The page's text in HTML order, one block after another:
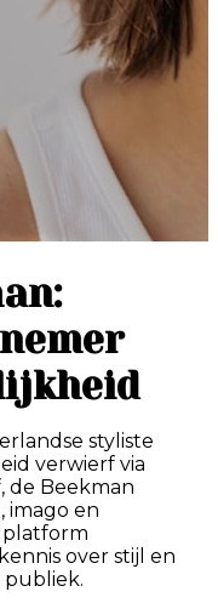
styliste
verwierf via
de Beekman
imago en
platform
over stijl en